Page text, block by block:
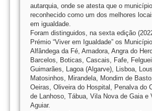
autarquia, onde se atesta que o
reconhecido como um dos melhores
em igualdade.
Foram distinguidos, na sexta edição
Prémio “Viver em Igualdade” os
Alfândega da Fé, Amadora, Angra do
Barcelos, Boticas, Cascais, Fafe,
Guimarães, Lagoa (Algarve), Lisboa,
Matosinhos, Mirandela, Mondim de
Oeiras, Oliveira do Hospital, Penalva do
de Lanhoso, Tábua, Vila Nova de Gaia e
Aguiar.